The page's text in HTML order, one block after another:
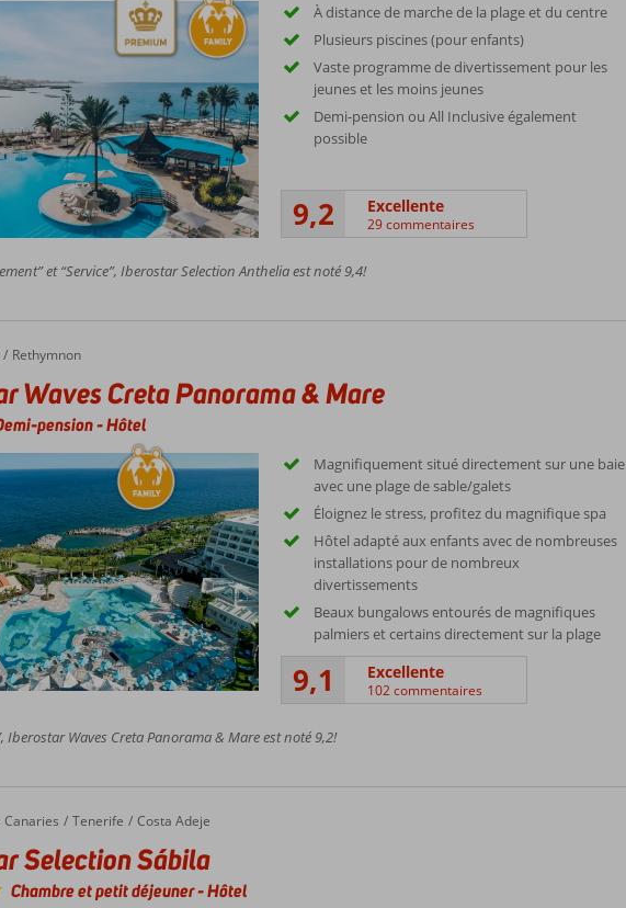
À distance de marche de la plage et du centre
Plusieurs piscines (pour enfants)
Vaste programme de divertissement pour les
jeunes et les moins jeunes
Demi-pension ou All Inclusive également
possible
9,2 Excellente
29 commentaires
et “Service”, Iberostar Selection Anthelia est noté 9,4!
Rethymnon
Waves Creta Panorama & Mare
pension-Hôtel
Magnifiquement situé directement sur une baie
avec une plage de sable/galets
Éloignez le stress, profitez du magnifique spa
Hôtel adapté aux enfants avec de nombreuses
installations pour de nombreux
divertissements
Beaux bungalows entourés de magnifiques
palmiers et certains directement sur la plage
9,1 Excellente
102 commentaires
Iberostar Waves Creta Panorama & Mare est noté 9,2!
Canaries Tenerife Costa Adeje
Selection Sábila
Chambre et petit déjeuner-Hôtel